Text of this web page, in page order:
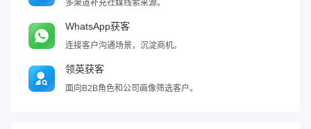
多渠道补充社媒线索来源。
WhatsApp获客
连接客户沟通场景，沉淀商机。
领英获客
面向B2B角色和公司画像筛选客户。